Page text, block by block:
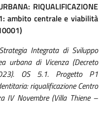
RIQUALIFICAZIONE
ambito centrale e viabilità
Integrata di Sviluppo
urbana di Vicenza (Decreto
OS 5.1. Progetto P1
riqualificazione Centro
IV Novembre (Villa Thiene –